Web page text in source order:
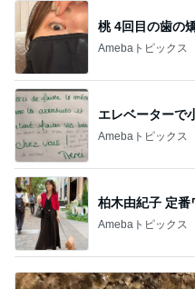
桃 4回目の歯の
Amebaトピックス
エレベーターで
Amebaトピックス
柏木由紀子 定番
Amebaトピックス